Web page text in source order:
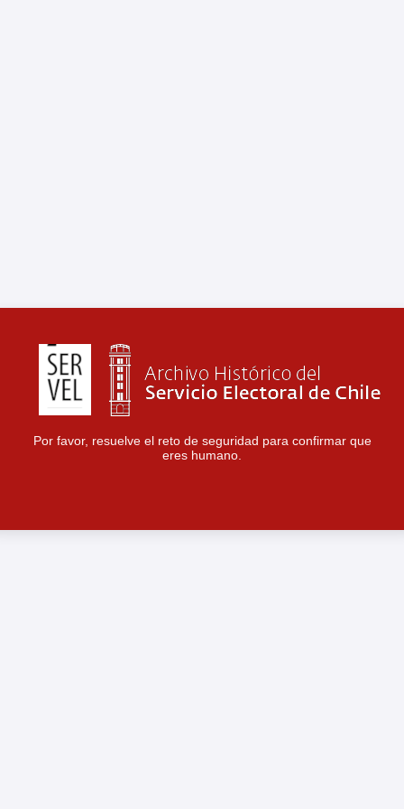
Por favor, resuelve el reto de seguridad para confirmar que
eres humano.